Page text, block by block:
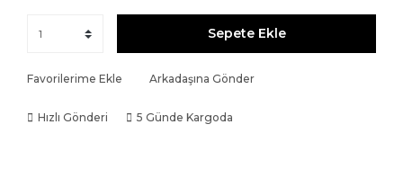
Sepete Ekle
Favorilerime Ekle Arkadaşına Gönder
Hızlı Gönderi 5 Günde Kargoda